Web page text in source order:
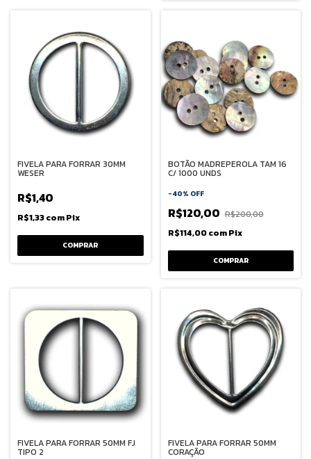
FIVELA PARA FORRAR 30MM
WESER
R$1,40
R$1,33comPix
BOTÃO MADREPEROLA TAM 16
C/ 1000 UNDS
-40% OFF
R$120,00 R$200,00
R$114,00comPix
FIVELA PARA FORRAR 50MM FJ
TIPO 2
FIVELA PARA FORRAR 50MM
CORAÇÃO